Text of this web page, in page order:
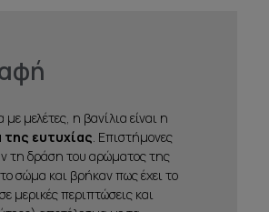
μελέτες, η βανίλια είναι η
ευτυχίας. Επιστήμονες
τη δράση του αρώματος της
σώμα και βρήκαν πως έχει το
μερικές περιπτώσεις και